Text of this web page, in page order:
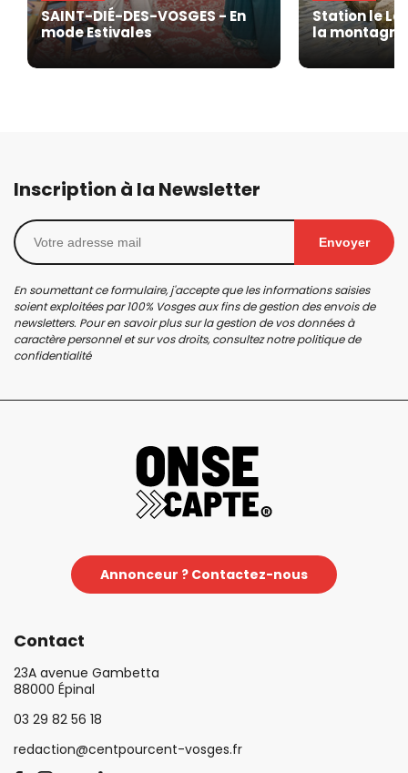
SAINT-DIÉ-DES-VOSGES - En
mode Estivales
Station le
la
Inscription à la Newsletter
Envoyer
En soumettant ce formulaire, j'accepte que les informations saisies
soient exploitées par 100% Vosges aux fins de gestion des envois de
newsletters. Pour en savoir plus sur la gestion de vos données à
caractère personnel et sur vos droits, consultez notrepolitique de
confidentialité
Annonceur ? Contactez-nous
Contact
23A avenue Gambetta
88000 Épinal
03 29 82 56 18
redaction@centpourcent-vosges.fr